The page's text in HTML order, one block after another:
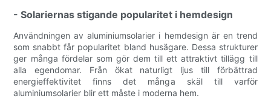
- Solariernas stigande popularitet i hemdesign
Användningen av aluminiumsolarier i hemdesign är en trend
som snabbt får popularitet bland husägare. Dessa strukturer
ger många fördelar som gör dem till ett attraktivt tillägg till
alla egendomar. Från ökat naturligt ljus till förbättrad
energieffektivitet finns det många skäl till varför
aluminiumsolarier blir ett måste i moderna hem.